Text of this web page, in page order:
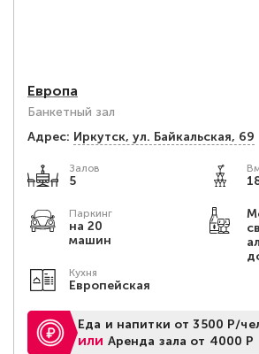
Европа
Банкетный зал
Адрес: Иркутск, ул. Байкальская, 69
Залов
5
Паркинг
на 20
машин
Кухня
Европейская
Еда и напитки от 3500 Р/
или Аренда зала от 4000 Р